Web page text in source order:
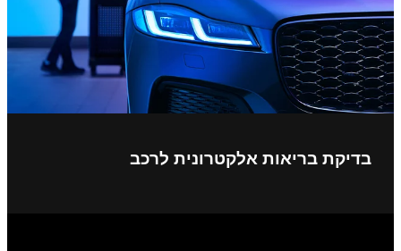
בדיקת בריאות אלקטרונית לרכב